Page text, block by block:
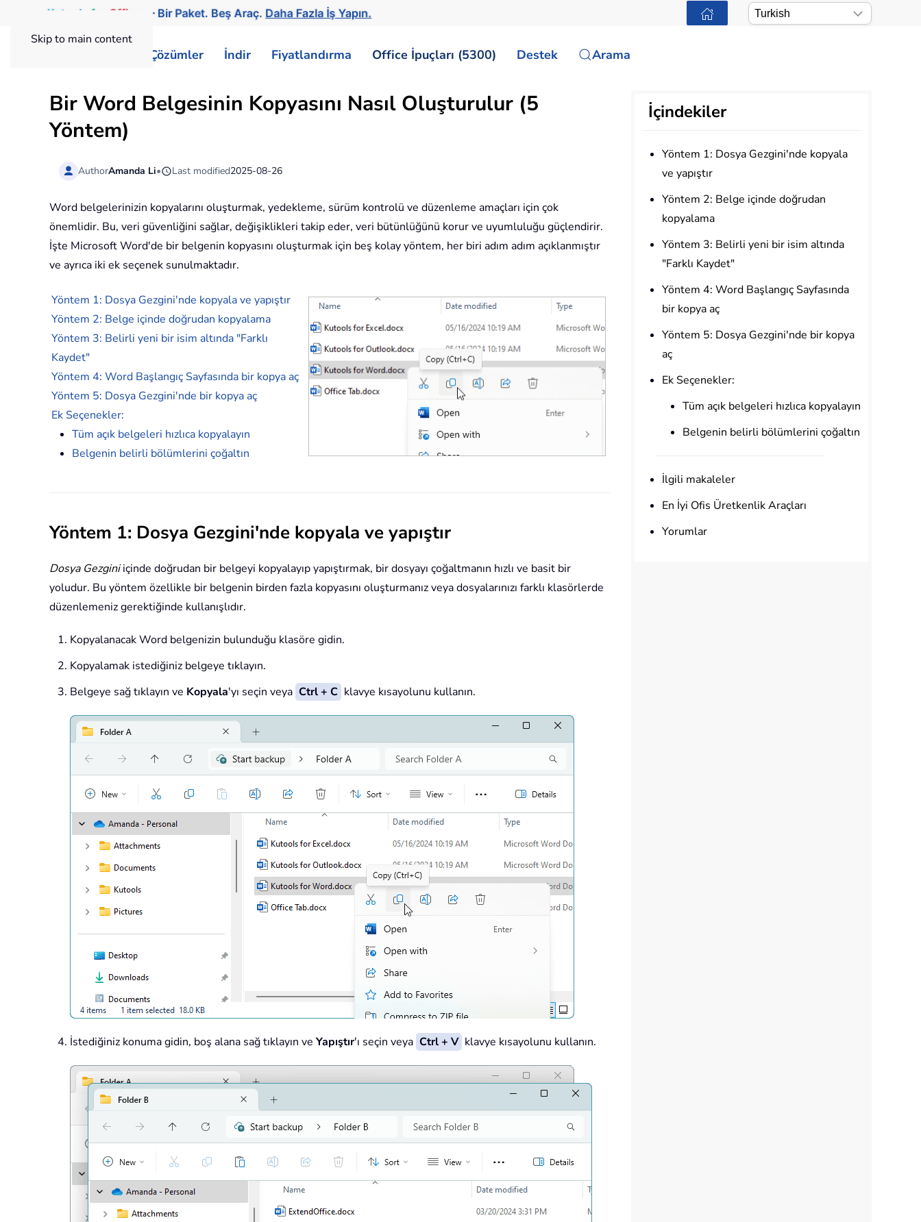
Skip to main content
Kutools for Office — Bir Paket. Beş Araç.Daha Fazla İş Yapın.
Çözümler İndir Fiyatlandırma Office İpuçları (5300) Destek Arama
Bir Word Belgesinin Kopyasını Nasıl Oluşturulur (5
Yöntem)
AuthorAmanda Li• Last modified2025-08-26
Word belgelerinizin kopyalarını oluşturmak, yedekleme, sürüm kontrolü ve düzenleme amaçları için çok
önemlidir. Bu, veri güvenliğini sağlar, değişiklikleri takip eder, veri bütünlüğünü korur ve uyumluluğu güçlendirir.
İşte Microsoft Word'de bir belgenin kopyasını oluşturmak için beş kolay yöntem, her biri adım adım açıklanmıştır
ve ayrıca iki ek seçenek sunulmaktadır.
Yöntem 1: Dosya Gezgini'nde kopyala ve yapıştır
Yöntem 2: Belge içinde doğrudan kopyalama
Yöntem 3: Belirli yeni bir isim altında "Farklı
Kaydet"
Yöntem 4: Word Başlangıç Sayfasında bir kopya aç
Yöntem 5: Dosya Gezgini'nde bir kopya aç
Ek Seçenekler:
Tüm açık belgeleri hızlıca kopyalayın
Belgenin belirli bölümlerini çoğaltın
Yöntem 1: Dosya Gezgini'nde kopyala ve yapıştır
Dosya Gezginiiçinde doğrudan bir belgeyi kopyalayıp yapıştırmak, bir dosyayı çoğaltmanın hızlı ve basit bir
yoludur. Bu yöntem özellikle bir belgenin birden fazla kopyasını oluşturmanız veya dosyalarınızı farklı klasörlerde
düzenlemeniz gerektiğinde kullanışlıdır.
Kopyalanacak Word belgenizin bulunduğu klasöre gidin.
Kopyalamak istediğiniz belgeye tıklayın.
Belgeye sağ tıklayın ve Kopyala'yı seçin veya Ctrl + C klavye kısayolunu kullanın.
İstediğiniz konuma gidin, boş alana sağ tıklayın ve Yapıştır'ı seçin veya Ctrl + V klavye kısayolunu kullanın.
İçindekiler
Yöntem 1: Dosya Gezgini'nde kopyala
ve yapıştır
Yöntem 2: Belge içinde doğrudan
kopyalama
Yöntem 3: Belirli yeni bir isim altında
"Farklı Kaydet"
Yöntem 4: Word Başlangıç Sayfasında
bir kopya aç
Yöntem 5: Dosya Gezgini'nde bir kopya
aç
Ek Seçenekler:
Tüm açık belgeleri hızlıca kopyalayın
Belgenin belirli bölümlerini çoğaltın
İlgili makaleler
En İyi Ofis Üretkenlik Araçları
Yorumlar